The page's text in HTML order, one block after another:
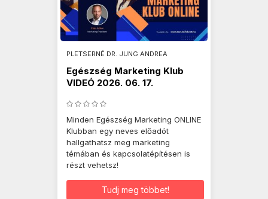
PLETSERNÉ DR. JUNG ANDREA
Egészség Marketing Klub
VIDEÓ 2026. 06. 17.
Minden Egészség Marketing ONLINE
Klubban egy neves előadót
hallgathatsz meg marketing
témában és kapcsolatépítésen is
részt vehetsz!
Tudj meg többet!